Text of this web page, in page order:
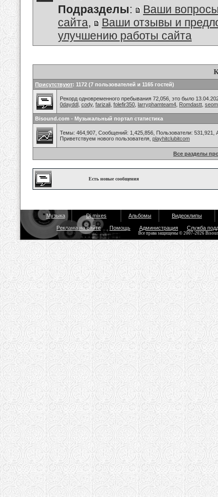
Подразделы:
Ваши
сайта,
Ваши отзывы и
улучшению работы сайта
Присутствуют: 1172 (7 пользователей и 1165 гостей)
Рекорд одновременного пребывания 72,056, это было
0dayddl cody, farizali folefir350 larryphamteam4 Romdastt
Bisound.com - Музыкальный портал статистика
Темы: 464,907, Сообщений: 1,425,856, Пользователи: 531,921,
Приветствуем нового пользователя, playhitclubitcom
Все разделы
Есть новые сообщения
Музыка Dj mixes Альбомы Видеоклипы
Реклама на сайте Помощь Администрация Служба
Все права защищены © 2007-2026